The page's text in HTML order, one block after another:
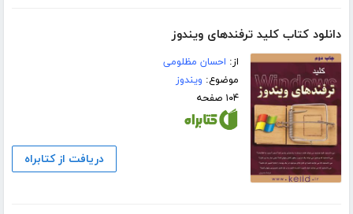
دانلود کتاب کلید ترفندهای ویندوز
از: احسان مظلومی
موضوع: ویندوز
۱۰۴ صفحه
دریافت از کتابراه